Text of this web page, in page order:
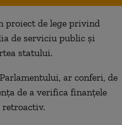
proiect de lege privind
de serviciu public și
statului.
ar conferi, de
de a verifica finanțele
retroactiv.